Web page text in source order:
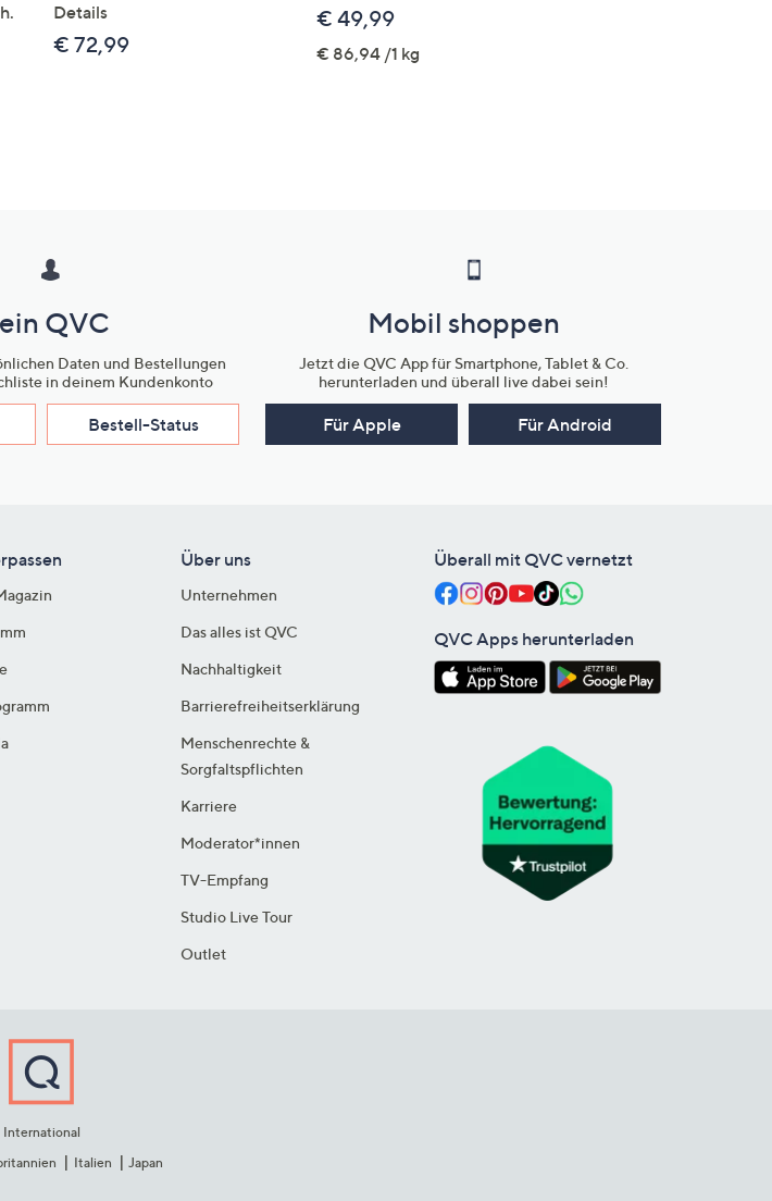
Details
€ 72,99
€ 49,99
€ 86,94 /1 kg
QVC
Daten und Bestellungen
in deinem Kundenkonto
Bestell-Status
Mobil shoppen
Jetzt die QVC App für Smartphone, Tablet & Co.
herunterladen und überall live dabei sein!
Für Apple Für Android
Über uns
Unternehmen
Das alles ist QVC
Nachhaltigkeit
Barrierefreiheitserklärung
Menschenrechte &
Sorgfaltspflichten
Karriere
Moderator*innen
TV-Empfang
Studio Live Tour
Outlet
Überall mit QVC vernetzt
QVC Apps herunterladen
International
Italien Japan